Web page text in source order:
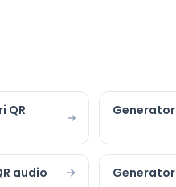
QR
audio Generator